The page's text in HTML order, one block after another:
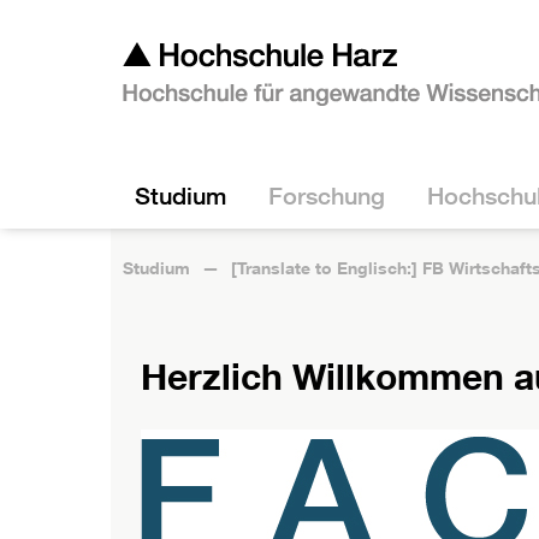
Studium Forschung
Studium [Translate to Englisch:] FB
Herzlich Willkommen